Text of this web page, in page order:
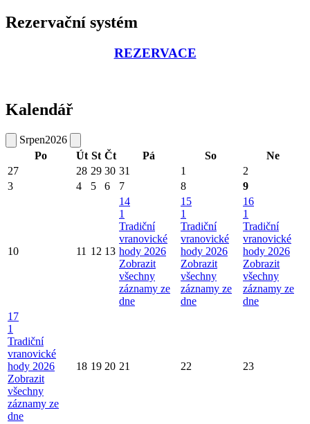
Rezervační systém
REZERVACE
Kalendář
Srpen2026
Po
Út St Čt Pá So
Ne
27
28 29 30 31 1
2
3
4 5 6 7 8 9
10 11 12 13
14
1
Tradiční
vranovické
hody 2026
Zobrazit
všechny
záznamy ze
dne
15
1
Tradiční
vranovické
hody 2026
Zobrazit
všechny
záznamy ze
dne
16
1
Tradiční
vranovické
hody 2026
Zobrazit
všechny
záznamy ze
dne
17
1
Tradiční
vranovické
hody 2026
Zobrazit
všechny
záznamy ze
dne
18 19 20 21 22 23